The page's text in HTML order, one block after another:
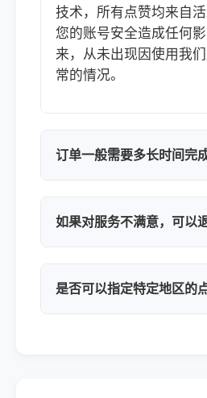
技术，所有点赞均来自
您的账号安全造成任何
来，从未出现因使用我
常的情况。
订单一般需要多长时间完成
如果对服务不满意，可以
是否可以指定特定地区的